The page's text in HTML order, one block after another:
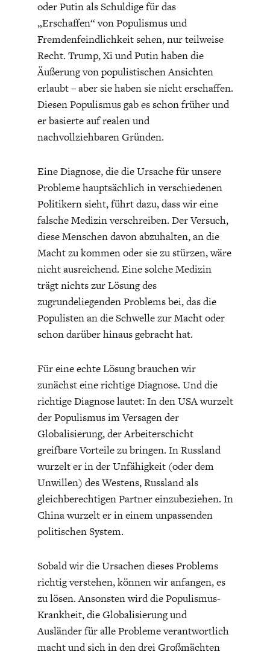
oder Putin als Schuldige für das
„Erschaffen“ von Populismus und
Fremdenfeindlichkeit sehen, nur teilweise
Recht. Trump, Xi und Putin haben die
Äußerung von populistischen Ansichten
erlaubt – aber sie haben sie nicht erschaffen.
Diesen Populismus gab es schon früher und
er basierte auf realen und
nachvollziehbaren Gründen.
Eine Diagnose, die die Ursache für unsere
Probleme hauptsächlich in verschiedenen
Politikern sieht, führt dazu, dass wir eine
falsche Medizin verschreiben. Der Versuch,
diese Menschen davon abzuhalten, an die
Macht zu kommen oder sie zu stürzen, wäre
nicht ausreichend. Eine solche Medizin
trägt nichts zur Lösung des
zugrundeliegenden Problems bei, das die
Populisten an die Schwelle zur Macht oder
schon darüber hinaus gebracht hat.
Für eine echte Lösung brauchen wir
zunächst eine richtige Diagnose. Und die
richtige Diagnose lautet: In den USA wurzelt
der Populismus im Versagen der
Globalisierung, der Arbeiterschicht
greifbare Vorteile zu bringen. In Russland
wurzelt er in der Unfähigkeit (oder dem
Unwillen) des Westens, Russland als
gleichberechtigen Partner einzubeziehen. In
China wurzelt er in einem unpassenden
politischen System.
Sobald wir die Ursachen dieses Problems
richtig verstehen, können wir anfangen, es
zu lösen. Ansonsten wird die Populismus-
Krankheit, die Globalisierung und
Ausländer für alle Probleme verantwortlich
macht und sich in den drei Großmächten